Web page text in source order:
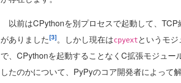
以前はCPythonを別プロセスで起動して、
がありました[3]。しかし現在はcpyextというモ
で、CPythonを起動することなくC拡張モジュ
したのかについて、PyPyのコア開発者によって